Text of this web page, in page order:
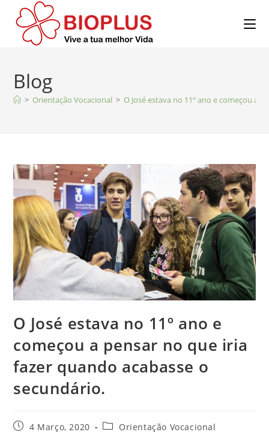
Blog
> Orientação Vocacional > O José estava no 11º ano e começou a
O José estava no 11º ano e
começou a pensar no que iria
fazer quando acabasse o
secundário.
Post4 Março, 2020
PostOrientação Vocacional